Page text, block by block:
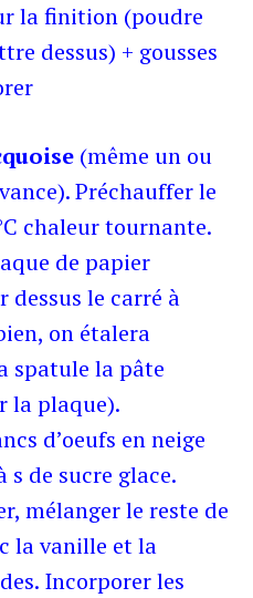
la finition (poudre
dessus) + gousses
(même un ou
Préchauffer le
chaleur tournante.
de papier
dessus le carré à
on étalera
spatule la pâte
la plaque).
d’oeufs en neige
s de sucre glace.
mélanger le reste de
la vanille et la
Incorporer les